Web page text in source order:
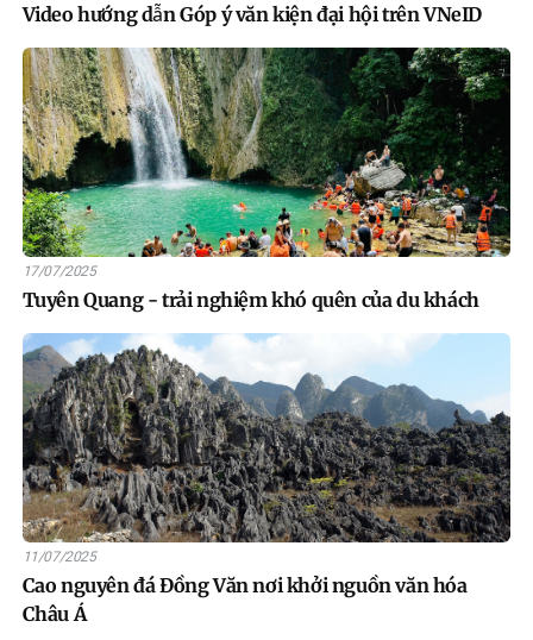
Video hướng dẫn Góp ý văn kiện đại hội trên VNeID
17/07/2025
Tuyên Quang - trải nghiệm khó quên của du khách
11/07/2025
Cao nguyên đá Đồng Văn nơi khởi nguồn văn hóa
Châu Á